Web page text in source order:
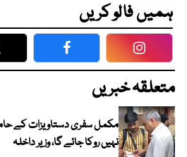
ہمیں فالو کریں
Facebook
متعلقہ خبریں
مکمل سفری دستاویزات کے
نہیں روکا جائے گا، وزیر داخلہ